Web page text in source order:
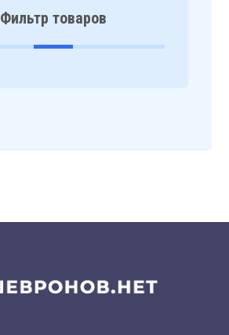
Фильтр товаров